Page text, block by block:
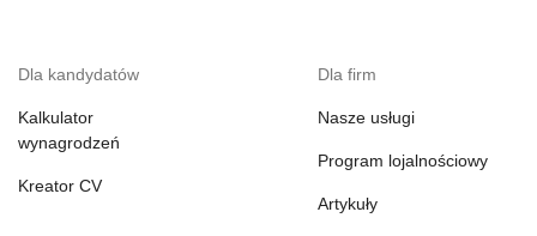
Dla kandydatów
Kalkulator
wynagrodzeń
Kreator CV
Dla firm
Nasze usługi
Program lojalnościowy
Artykuły